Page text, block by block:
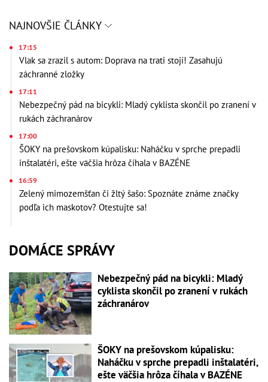
NAJNOVŠIE ČLÁNKY
17:15
Vlak sa zrazil s autom: Doprava na trati stojí! Zasahujú
záchranné zložky
17:11
Nebezpečný pád na bicykli: Mladý cyklista skončil po zranení v
rukách záchranárov
17:00
ŠOKY na prešovskom kúpalisku: Naháčku v sprche prepadli
inštalatéri, ešte väčšia hrôza číhala v BAZÉNE
16:59
Zelený mimozemšťan či žltý šašo: Spoznáte známe značky
podľa ich maskotov? Otestujte sa!
DOMÁCE SPRÁVY
Nebezpečný pád na bicykli: Mladý
cyklista skončil po zranení v rukách
záchranárov
ŠOKY na prešovskom kúpalisku:
Naháčku v sprche prepadli inštalatéri,
ešte väčšia hrôza číhala v BAZÉNE